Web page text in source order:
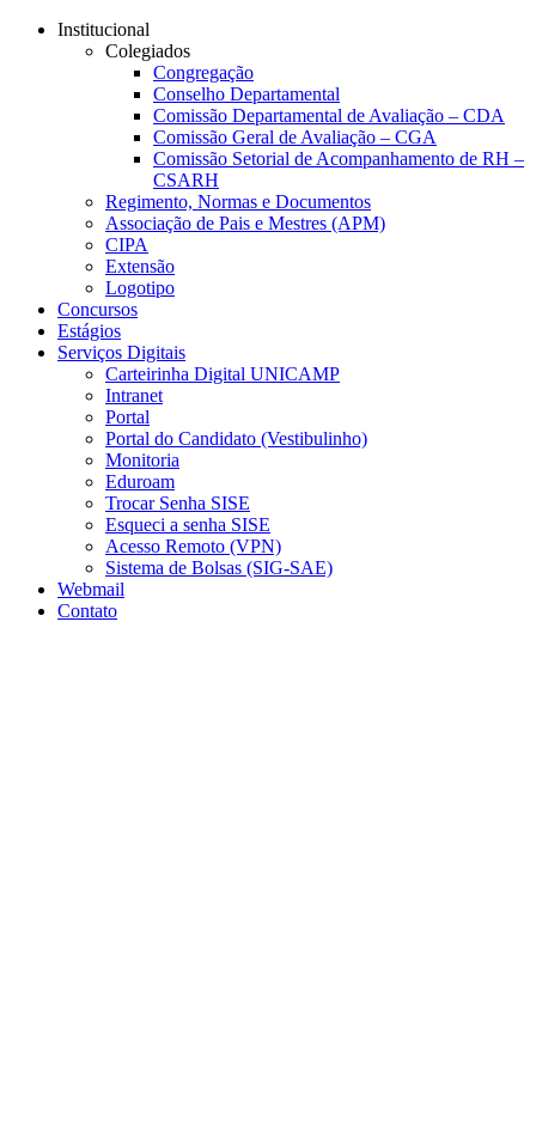
Conteúdo principal
Institucional
Colegiados
Congregação
Conselho Departamental
Comissão Departamental de Avaliação – CDA
Comissão Geral de Avaliação – CGA
Comissão Setorial de Acompanhamento de RH –
CSARH
Regimento, Normas e Documentos
Associação de Pais e Mestres (APM)
CIPA
Extensão
Logotipo
Concursos
Estágios
Serviços Digitais
Carteirinha Digital UNICAMP
Intranet
Portal
Portal do Candidato (Vestibulinho)
Monitoria
Eduroam
Trocar Senha SISE
Esqueci a senha SISE
Acesso Remoto (VPN)
Sistema de Bolsas (SIG-SAE)
Webmail
Contato